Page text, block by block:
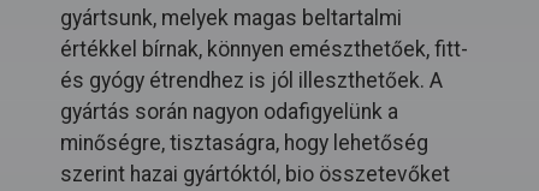
gyártsunk, melyek magas beltartalmi
értékkel bírnak, könnyen emészthetőek, fitt-
és gyógy étrendhez is jól illeszthetőek. A
gyártás során nagyon odafigyelünk a
minőségre, tisztaságra, hogy lehetőség
szerint hazai gyártóktól, bio összetevőket